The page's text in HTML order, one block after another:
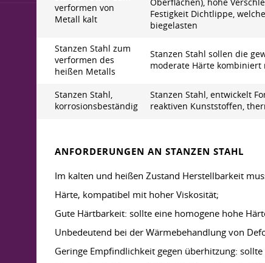
verformen von
Metall kalt
Oberflächen), hohe
Festigkeit Dichtlippe,
biegelasten
Stanzen Stahl zum
verformen des
heißen Metalls
Stanzen Stahl sollen die
moderate Härte kombiniert
Stanzen Stahl,
korrosionsbeständig
Stanzen Stahl, entwickelt
reaktiven Kunststoffen,
ANFORDERUNGEN AN STANZEN STAHL
Im kalten und heißen Zustand Herstellbarkeit
Härte, kompatibel mit hoher Viskosität;
Gute Härtbarkeit: sollte eine homogene hohe
Unbedeutend bei der Wärmebehandlung von
Geringe Empfindlichkeit gegen überhitzung: